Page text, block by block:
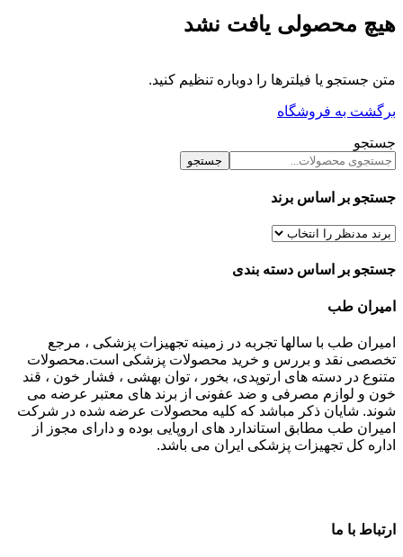
هیچ محصولی یافت نشد
متن جستجو یا فیلترها را دوباره تنظیم کنید.
برگشت به فروشگاه
جستجو
جستجو
جستجو بر اساس برند
جستجو بر اساس دسته بندی
امیران طب
امیران طب با سالها تجربه در زمینه تجهیزات پزشکی ، مرجع
تخصصی نقد و بررس و خرید محصولات پزشکی است.محصولات
متنوع در دسته های ارتوپدی، بخور ، توان بهشی ، فشار خون ، قند
خون و لوازم مصرفی و ضد عفونی از برند های معتبر عرضه می
شوند. شایان ذکر مباشد که کلیه محصولات عرضه شده در شرکت
امیران طب مطابق استاندارد های اروپایی بوده و دارای مجوز از
اداره کل تجهیزات پزشکی ایران می باشد.
ارتباط با ما